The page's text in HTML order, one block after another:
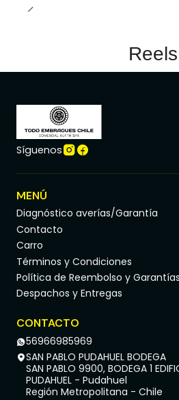
Reels
Síguenos
MENÚ
Diagnóstico averías/Garantía
Contacto
Carro
Términos y Condiciones
Política de Reembolso y Garantías
Despachos y Entregas
CONTACTO
56966985969
SAN PABLO PUDAHUEL BODEGA
SAN PABLO 9900, BODEGA 1
PUDAHUEL - Pudahuel
Región Metropolitana - Chile